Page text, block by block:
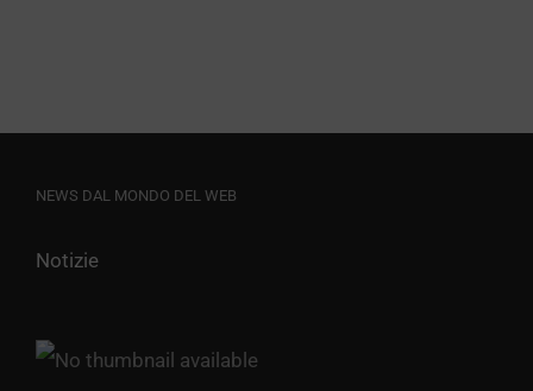
NEWS DAL MONDO DEL WEB
Notizie